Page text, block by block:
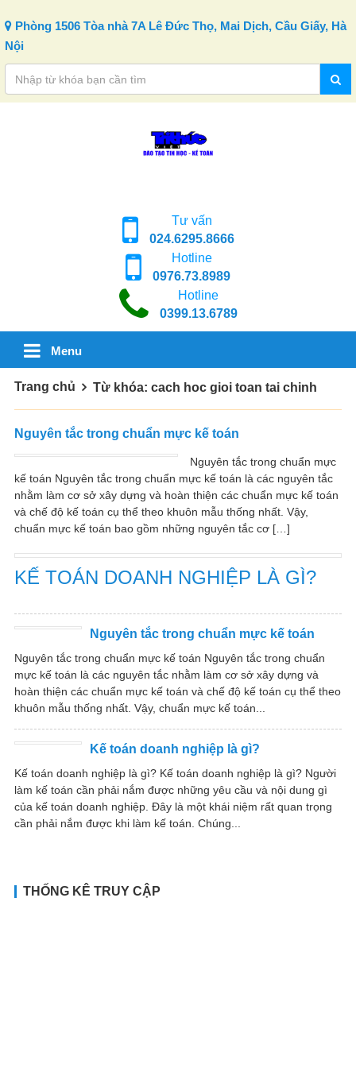
Phòng 1506 Tòa nhà 7A Lê Đức Thọ, Mai Dịch, Cầu Giấy, Hà
Nội
Tư vấn
024.6295.8666
Hotline
0976.73.8989
Hotline
0399.13.6789
Menu
Trang chủ Từ khóa: cach hoc gioi toan tai chinh
Nguyên tắc trong chuẩn mực kế toán
Nguyên tắc trong chuẩn mực
kế toán Nguyên tắc trong chuẩn mực kế toán là các nguyên tắc
nhằm làm cơ sở xây dựng và hoàn thiện các chuẩn mực kế toán
và chế độ kế toán cụ thể theo khuôn mẫu thống nhất. Vậy,
chuẩn mực kế toán bao gồm những nguyên tắc cơ […]
KẾ TOÁN DOANH NGHIỆP LÀ GÌ?
Nguyên tắc trong chuẩn mực kế toán
Nguyên tắc trong chuẩn mực kế toán Nguyên tắc trong chuẩn
mực kế toán là các nguyên tắc nhằm làm cơ sở xây dựng và
hoàn thiện các chuẩn mực kế toán và chế độ kế toán cụ thể theo
khuôn mẫu thống nhất. Vậy, chuẩn mực kế toán...
Kế toán doanh nghiệp là gì?
Kế toán doanh nghiệp là gì? Kế toán doanh nghiệp là gì? Người
làm kế toán cần phải nắm được những yêu cầu và nội dung gì
của kế toán doanh nghiệp. Đây là một khái niệm rất quan trọng
cần phải nắm được khi làm kế toán. Chúng...
THỐNG KÊ TRUY CẬP